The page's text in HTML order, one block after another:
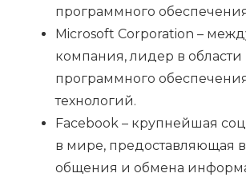
программного
Microsoft Corporation –
компания, лидер в области
программного
технологий.
Facebook – крупнейшая
в мире, предоставляющая
общения и обмена